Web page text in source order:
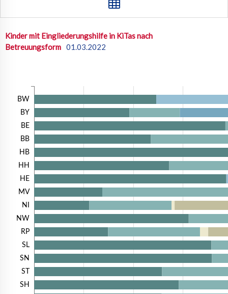
Kinder mit Eingliederungshilfe in KiTas nach
Betreuungsform 01.03.2022
BW
BY
BE
BB
HB
HH
HE
MV
NI
NW
RP
SL
SN
ST
SH